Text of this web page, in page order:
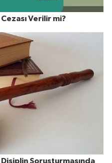
Verilir mi?
Soruşturmasında